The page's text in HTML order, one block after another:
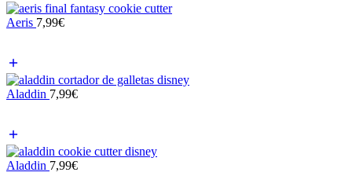
Aeris 7,99€
Aladdin 7,99€
Aladdin 7,99€